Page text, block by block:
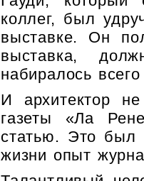
коллег, был
выставке. Он
выставка,
набиралось
И архитектор
газеты «Ла
статью. Это был
жизни опыт